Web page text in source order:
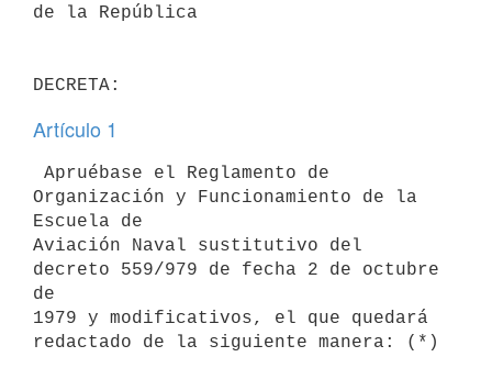
de la República
Artículo 1
Organización y Funcionamiento de la
Escuela de
Aviación Naval sustitutivo del
decreto 559/979 de fecha 2 de octubre
de
1979 y modificativos, el que quedará